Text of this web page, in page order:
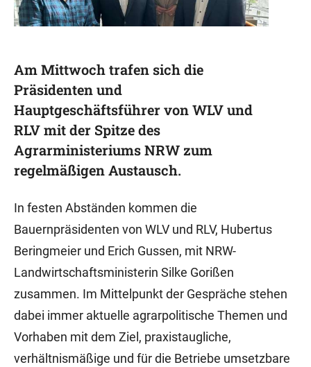
Am Mittwoch trafen sich die
Präsidenten und
Hauptgeschäftsführer von WLV und
RLV mit der Spitze des
Agrarministeriums NRW zum
regelmäßigen Austausch.
In festen Abständen kommen die
Bauernpräsidenten von WLV und RLV, Hubertus
Beringmeier und Erich Gussen, mit NRW-
Landwirtschaftsministerin Silke Gorißen
zusammen. Im Mittelpunkt der Gespräche stehen
dabei immer aktuelle agrarpolitische Themen und
Vorhaben mit dem Ziel, praxistaugliche,
verhältnismäßige und für die Betriebe umsetzbare